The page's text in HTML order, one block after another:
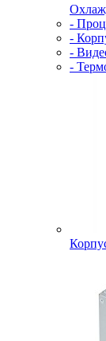
-
-
-
-